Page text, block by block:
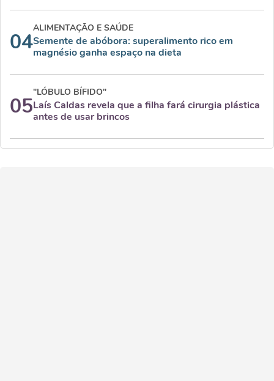
04
ALIMENTAÇÃO E SAÚDE
Semente de abóbora: superalimento rico em
magnésio ganha espaço na dieta
05
"LÓBULO BÍFIDO"
Laís Caldas revela que a filha fará cirurgia plástica
antes de usar brincos